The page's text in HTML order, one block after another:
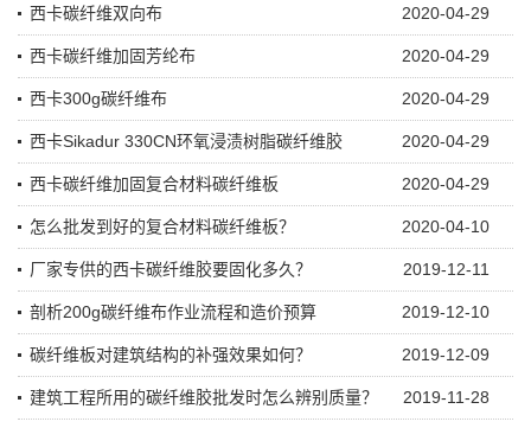
2020-04-29
西卡碳纤维双向布
2020-04-29
西卡碳纤维加固芳纶布
2020-04-29
西卡300g碳纤维布
2020-04-29
西卡Sikadur 330CN环氧浸渍树脂碳纤维胶
2020-04-29
西卡碳纤维加固复合材料碳纤维板
2020-04-10
怎么批发到好的复合材料碳纤维板？
2019-12-11
厂家专供的西卡碳纤维胶要固化多久？
2019-12-10
剖析200g碳纤维布作业流程和造价预算
2019-12-09
碳纤维板对建筑结构的补强效果如何？
2019-11-28
建筑工程所用的碳纤维胶批发时怎么辨别质量？